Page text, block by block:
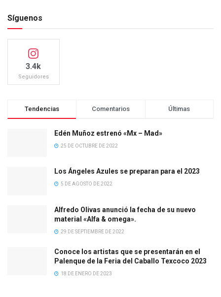
Síguenos
3.4k
Seguidores
Tendencias Comentarios Últimas
Edén Muñoz estrenó «Mx – Mad»
25 DE OCTUBRE DE 2022
Los Ángeles Azules se preparan para el 2023
5 DE AGOSTO DE 2022
Alfredo Olivas anunció la fecha de su nuevo
material «Alfa & omega».
29 DE SEPTIEMBRE DE 2022
Conoce los artistas que se presentarán en el
Palenque de la Feria del Caballo Texcoco 2023
18 DE ENERO DE 2023